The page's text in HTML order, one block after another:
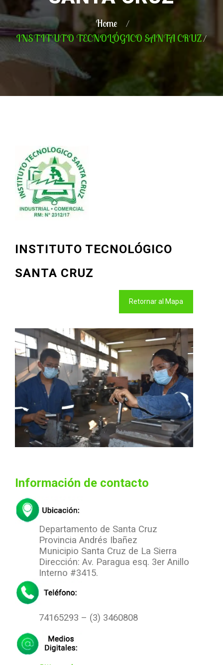
Home
INSTITUTO TECNOLÓGICO SANTA CRUZ
INSTITUTO TECNOLÓGICO
SANTA CRUZ
Retornar al Mapa
Información de contacto
Departamento de Santa Cruz
Provincia Andrés Ibañez
Municipio Santa Cruz de La Sierra
Dirección: Av. Paragua esq. 3er Anillo
Interno #3415.
74165293 – (3) 3460808